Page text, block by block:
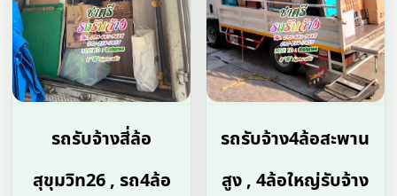
รถรับจ้างสี่ล้อ
สุขุมวิท26 , รถ4ล้อ
รถรับจ้าง4ล้อสะพาน
สูง , 4ล้อใหญ่รับจ้าง